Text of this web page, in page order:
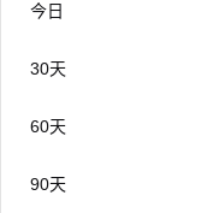
今日
30天
60天
90天